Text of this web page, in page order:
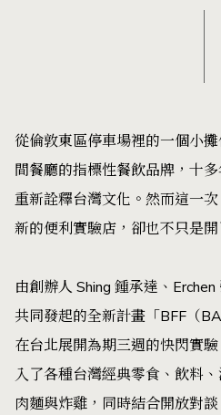
從倫敦東區停車場裡的一個小
間餐廳的指標性餐飲品牌，十
重新詮釋台灣文化。然而這一
新的便利實驗店，卻也不只是開
由創辦人 Shing 鍾承達、
共同發起的全新計畫「BFF（
在台北展開為期三週的快閃實
入了各種台灣經典零食、飲料
肉麵與炸雞，同時結合開放對